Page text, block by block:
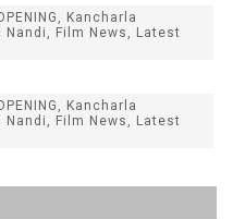
Kancharla
Nandi, Film News, Latest
Kancharla
Nandi, Film News, Latest